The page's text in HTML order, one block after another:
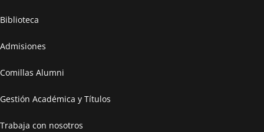
Biblioteca
Admisiones
Comillas Alumni
Gestión Académica y Títulos
Trabaja con nosotros